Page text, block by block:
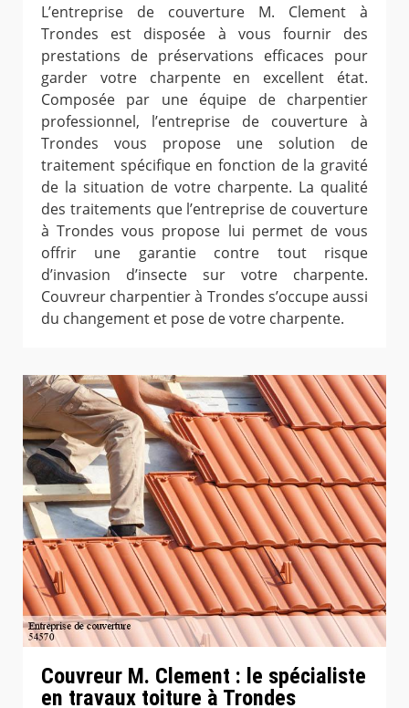
L’entreprise de couverture M. Clement à
Trondes est disposée à vous fournir des
prestations de préservations efficaces pour
garder votre charpente en excellent état.
Composée par une équipe de charpentier
professionnel, l’entreprise de couverture à
Trondes vous propose une solution de
traitement spécifique en fonction de la gravité
de la situation de votre charpente. La qualité
des traitements que l’entreprise de couverture
à Trondes vous propose lui permet de vous
offrir une garantie contre tout risque
d’invasion d’insecte sur votre charpente.
Couvreur charpentier à Trondes s’occupe aussi
du changement et pose de votre charpente.
Couvreur M. Clement : le spécialiste
en travaux toiture à Trondes